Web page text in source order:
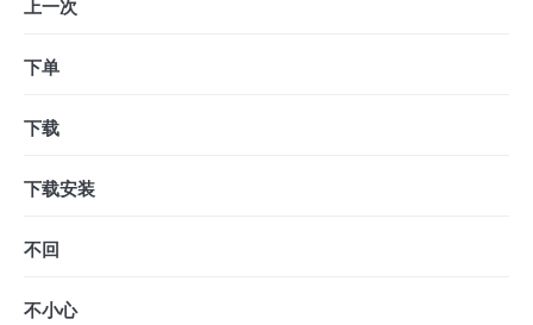
上一次
下单
下载
下载安装
不回
不小心